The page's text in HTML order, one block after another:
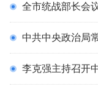
全市统战部长会
中共中央政治局常务
李克强主持召开中央应对新冠肺炎疫情工作领导小组会议 部署进